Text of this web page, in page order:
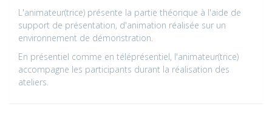
L'animateur(trice) présente la partie théorique à l'aide de
support de présentation, d'animation réalisée sur un
environnement de démonstration.
En présentiel comme en téléprésentiel, l'animateur(trice)
accompagne les participants durant la réalisation des
ateliers.